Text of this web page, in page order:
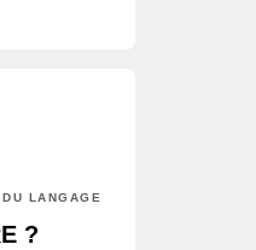
LANGAGE
?